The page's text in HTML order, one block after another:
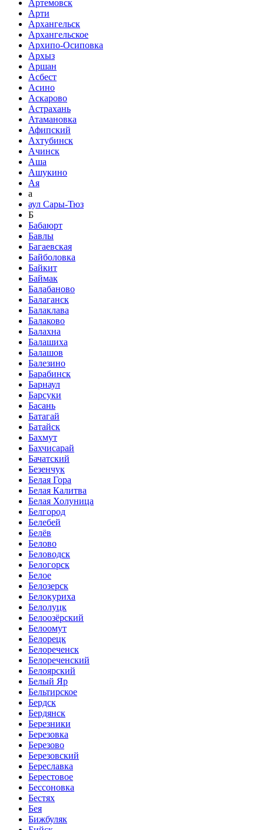
Артемовск
Арти
Архангельск
Архангельское
Архипо-Осиповка
Архыз
Аршан
Асбест
Асино
Аскарово
Астрахань
Атамановка
Афипский
Ахтубинск
Ачинск
Аша
Ашукино
Ая
а
аул Сары-Тюз
Б
Бабаюрт
Бавлы
Багаевская
Байболовка
Байкит
Баймак
Балабаново
Балаганск
Балаклава
Балаково
Балахна
Балашиха
Балашов
Балезино
Барабинск
Барнаул
Барсуки
Басань
Батагай
Батайск
Бахмут
Бахчисарай
Бачатский
Безенчук
Белая Гора
Белая Калитва
Белая Холуница
Белгород
Белебей
Белёв
Белово
Беловодск
Белогорск
Белое
Белозерск
Белокуриха
Белолуцк
Белоозёрский
Белоомут
Белорецк
Белореченск
Белореченский
Белоярский
Белый Яр
Бельтирское
Бердск
Бердянск
Березники
Березовка
Березово
Березовский
Береславка
Берестовое
Бессоновка
Бестях
Бея
Бижбуляк